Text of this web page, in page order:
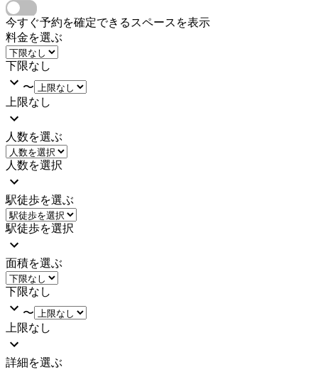
今すぐ予約を確定できるスペースを表示
料金を選ぶ
下限なし
〜
上限なし
人数を選ぶ
人数を選択
駅徒歩を選ぶ
駅徒歩を選択
面積を選ぶ
下限なし
〜
上限なし
詳細を選ぶ